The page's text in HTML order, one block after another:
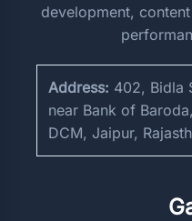
development,
Address: 402, Bidla
near Bank of
DCM, Jaipur,